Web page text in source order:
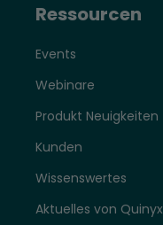
Ressourcen
Events
Webinare
Produkt Neuigkeiten
Kunden
Wissenswertes
Aktuelles von Quinyx